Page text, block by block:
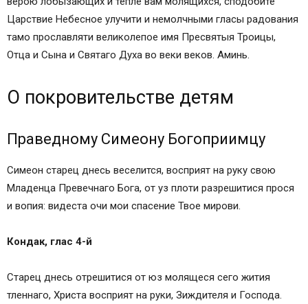
Царствие Небесное улучити и немолчными гласы радования
тамо прославляти великолепое имя Пресвятыя Троицы,
Отца и Сына и Святаго Духа во веки веков. Аминь.
О покровительстве детям
Праведному Симеону Богоприимцу
Симеон старец днесь веселится, восприят на руку свою
Младенца Превечнаго Бога, от уз плоти разрешитися прося
и вопия: видеста очи мои спасение Твое мирови.
Кондак, глас 4-й
Старец днесь отрешитися от юз молящеся сего жития
тленнаго, Христа восприят на руки, Зиждителя и Господа.